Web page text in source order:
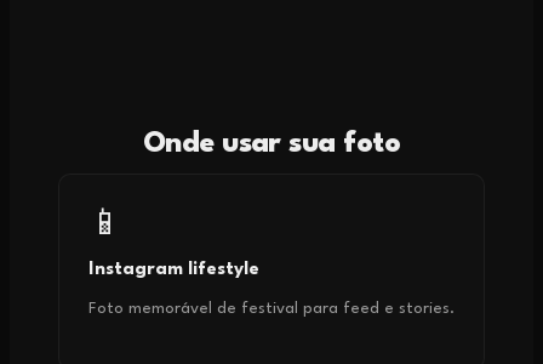
Onde usar sua foto
📱
Instagram lifestyle
Foto memorável de festival para feed e stories.